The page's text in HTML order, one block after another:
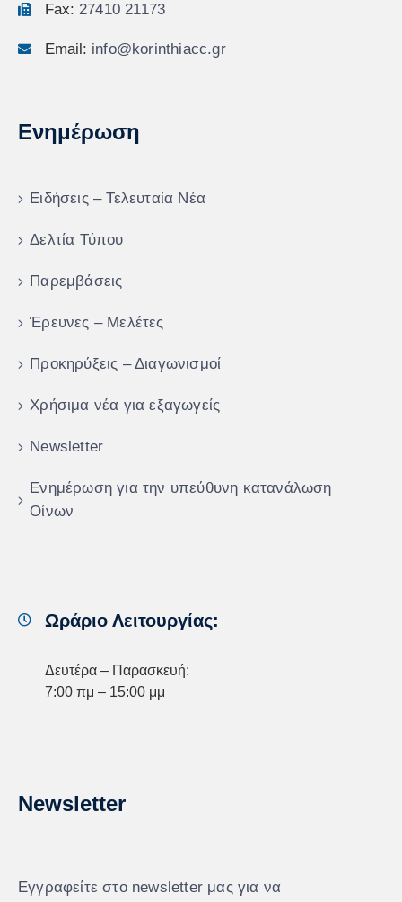
Fax: 27410 21173
Email: info@korinthiacc.gr
Ενημέρωση
Ειδήσεις – Τελευταία Νέα
Δελτία Τύπου
Παρεμβάσεις
Έρευνες – Μελέτες
Προκηρύξεις – Διαγωνισμοί
Χρήσιμα νέα για εξαγωγείς
Newsletter
Ενημέρωση για την υπεύθυνη κατανάλωση
Οίνων
Ωράριο Λειτουργίας:
Δευτέρα – Παρασκευή:
7:00 πμ – 15:00 μμ
Newsletter
Εγγραφείτε στο newsletter μας για να